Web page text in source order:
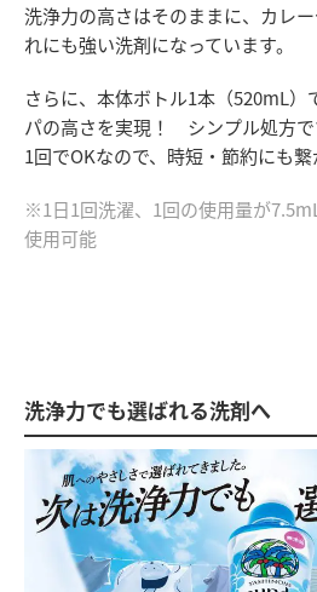
洗浄力の高さはそのままに、カレ
れにも強い洗剤になっています。
さらに、本体ボトル1本（520mL）
パの高さを実現！ シンプル処方
1回でOKなので、時短・節約にも繋
※1日1回洗濯、1回の使用量が
使用可能
洗浄力でも選ばれる洗剤へ